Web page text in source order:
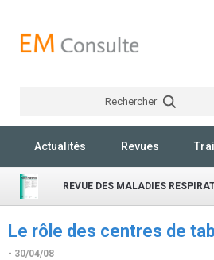
Rechercher
Actualités Revues
REVUE DES MALADIES
Le rôle des centres de
- 30/04/08